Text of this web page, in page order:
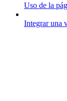
Uso de la
Integrar una